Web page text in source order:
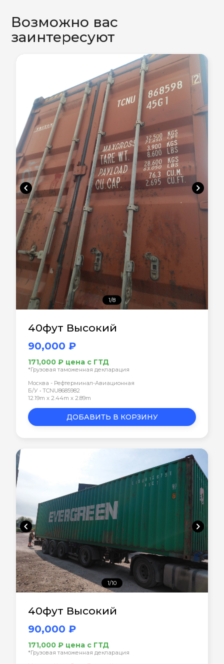
Возможно вас
заинтересуют
chevron_left chevron_right
1/8
40фут Высокий
90,000 ₽
171,000 ₽ цена с ГТД
*Грузовая таможенная декларация
Москва - Рефтерминал-Авиационная
Б/У • TCNU8685982
12.19m x 2.44m x 2.89m
ДОБАВИТЬ В КОРЗИНУ
chevron_left chevron_right
1/10
40фут Высокий
90,000 ₽
171,000 ₽ цена с ГТД
*Грузовая таможенная декларация